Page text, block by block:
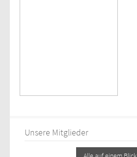
Unsere Mitglieder